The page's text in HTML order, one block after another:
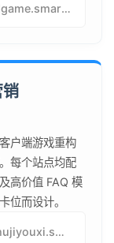
birdgame.smartwatchmanufacturer.cn
销
户端游戏重构
每个站点均配
高价值 FAQ 模
位而设计。
laohujiyouxi.smartwatchmanufacturer.cn